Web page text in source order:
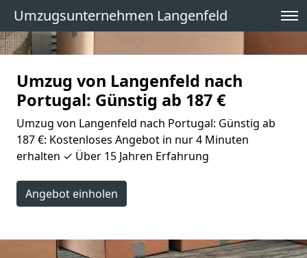
Umzugsunternehmen Langenfeld
Umzug von Langenfeld nach
Portugal: Günstig ab 187 €
Umzug von Langenfeld nach Portugal: Günstig ab
187 €: Kostenloses Angebot in nur 4 Minuten
erhalten ✓ Über 15 Jahren Erfahrung
Angebot einholen